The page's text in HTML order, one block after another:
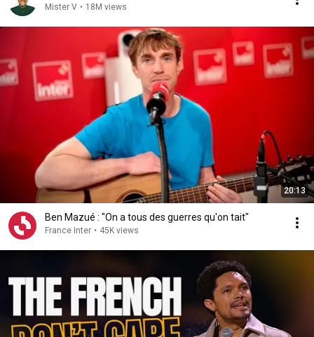
Mister V • 18M views
20:13
Ben Mazué : "On a tous des guerres qu'on tait"
France Inter • 45K views